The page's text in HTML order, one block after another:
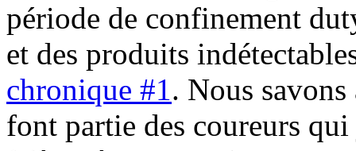
période de confinement
et des produits
chronique #1. Nous
font partie des coureurs